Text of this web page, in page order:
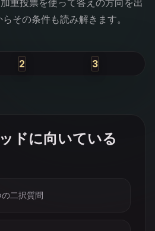
重投票を使って答えの方向を出
その条件も読み解きます。
2
現在
3
未来
ドに向いている
二択質問